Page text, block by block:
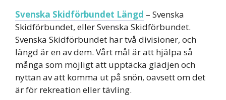
Svenska Skidförbundet Längd – Svenska
Skidförbundet, eller Svenska Skidförbundet.
Svenska Skidförbundet har två divisioner, och
längd är en av dem. Vårt mål är att hjälpa så
många som möjligt att upptäcka glädjen och
nyttan av att komma ut på snön, oavsett om det
är för rekreation eller tävling.